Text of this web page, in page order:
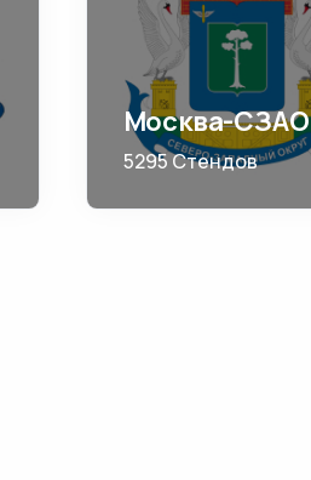
Москва-СЗАО
5295 Стендов